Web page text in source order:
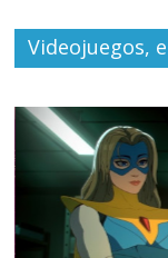
Videojuegos,